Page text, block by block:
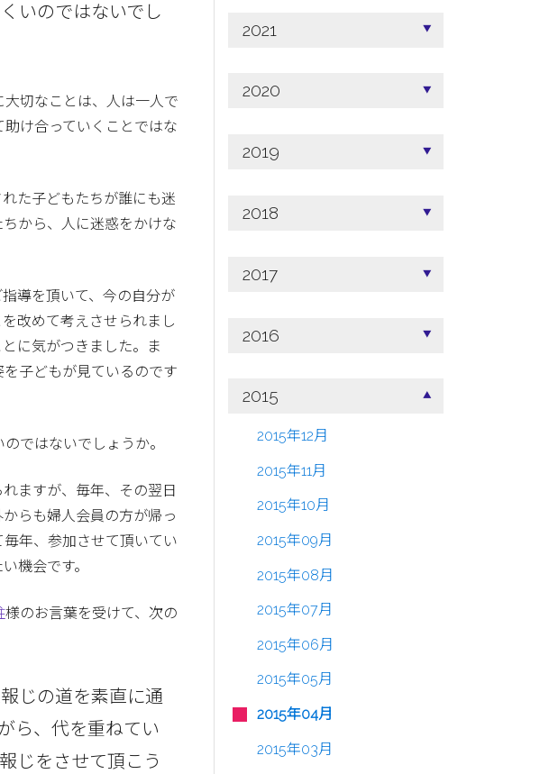
いのではないでし
切なことは、人は一人で
け合っていくことではな
た子どもたちが誰にも迷
から、人に迷惑をかけな
導を頂いて、今の自分が
改めて考えさせられまし
に気がつきました。ま
子どもが見ているのです
ではないでしょうか。
ますが、毎年、その翌日
らも婦人会員の方が帰っ
年、参加させて頂いてい
機会です。
様のお言葉を受けて、次の
じの道を素直に通
ら、代を重ねてい
じをさせて頂こう
2021
2020
2019
2018
2017
2016
2015
2015年12月
2015年11月
2015年10月
2015年09月
2015年08月
2015年07月
2015年06月
2015年05月
2015年04月
2015年03月